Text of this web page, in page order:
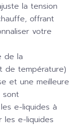
la tension
offrant
votre
de la
de température)
et une meilleure
sont
e-liquides à
e-liquides